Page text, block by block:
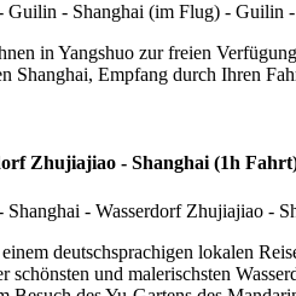
in Yangshuo zur freien
Shanghai, Empfang durch Ihren
Zhujiajiao - Shanghai (1h
deutschsprachigen lokalen
schönsten und malerischsten